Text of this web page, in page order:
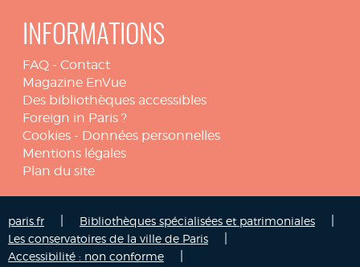
INFORMATIONS
FAQ - Contact
Magazine EnVue
Des bibliothèques accessibles
Foreign in Paris ?
Cookies - Données personnelles
Mentions légales
Plan du site
paris.fr Bibliothèques spécialisées et patrimoniales
Les conservatoires de la ville de Paris
Accessibilité : non conforme